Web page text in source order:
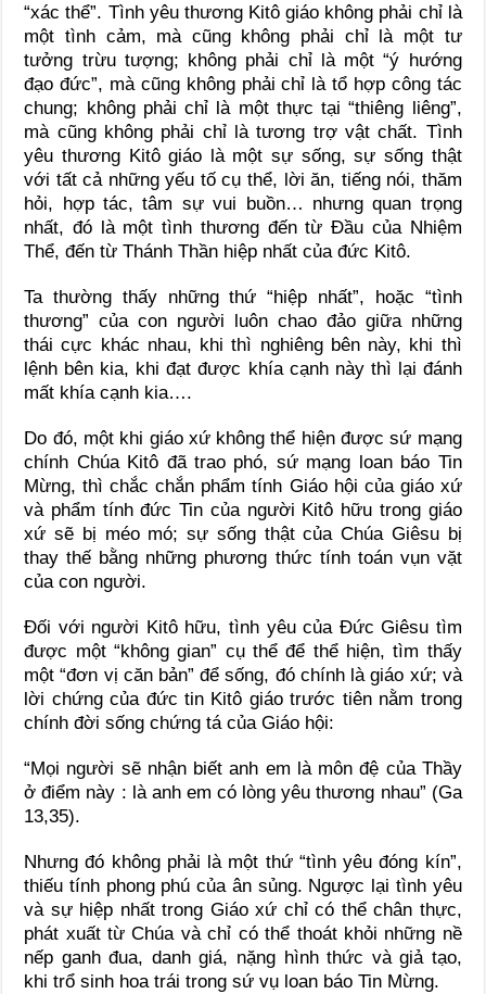
“xác thể”. Tình yêu thương Kitô giáo không phải chỉ là
một tình cảm, mà cũng không phải chỉ là một tư
tưởng trừu tượng; không phải chỉ là một “ý hướng
đạo đức”, mà cũng không phải chỉ là tổ hợp công tác
chung; không phải chỉ là một thực tại “thiêng liêng”,
mà cũng không phải chỉ là tương trợ vật chất. Tình
yêu thương Kitô giáo là một sự sống, sự sống thật
với tất cả những yếu tố cụ thể, lời ăn, tiếng nói, thăm
hỏi, hợp tác, tâm sự vui buồn… nhưng quan trọng
nhất, đó là một tình thương đến từ Đầu của Nhiệm
Thể, đến từ Thánh Thần hiệp nhất của đức Kitô.
Ta thường thấy những thứ “hiệp nhất”, hoặc “tình
thương” của con người luôn chao đảo giữa những
thái cực khác nhau, khi thì nghiêng bên này, khi thì
lệnh bên kia, khi đạt được khía cạnh này thì lại đánh
mất khía cạnh kia….
Do đó, một khi giáo xứ không thể hiện được sứ mạng
chính Chúa Kitô đã trao phó, sứ mạng loan báo Tin
Mừng, thì chắc chắn phẩm tính Giáo hội của giáo xứ
và phẩm tính đức Tin của người Kitô hữu trong giáo
xứ sẽ bị méo mó; sự sống thật của Chúa Giêsu bị
thay thế bằng những phương thức tính toán vụn vặt
của con người.
Đối với người Kitô hữu, tình yêu của Đức Giêsu tìm
được một “không gian” cụ thể để thể hiện, tìm thấy
một “đơn vị căn bản” để sống, đó chính là giáo xứ; và
lời chứng của đức tin Kitô giáo trước tiên nằm trong
chính đời sống chứng tá của Giáo hội:
“Mọi người sẽ nhận biết anh em là môn đệ của Thầy
ở điểm này : là anh em có lòng yêu thương nhau” (Ga
13,35).
Nhưng đó không phải là một thứ “tình yêu đóng kín”,
thiếu tính phong phú của ân sủng. Ngược lại tình yêu
và sự hiệp nhất trong Giáo xứ chỉ có thể chân thực,
phát xuất từ Chúa và chỉ có thể thoát khỏi những nề
nếp ganh đua, danh giá, nặng hình thức và giả tạo,
khi trổ sinh hoa trái trong sứ vụ loan báo Tin Mừng.